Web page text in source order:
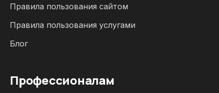
Правила пользования сайтом
Правила пользования услугами
Блог
Профессионалам